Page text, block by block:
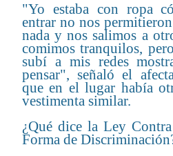
"Yo estaba con ropa
entrar no nos
nada y nos salimos a
comimos tranquilos,
subí a mis redes
pensar", señaló el
que en el lugar había
vestimenta similar.
¿Qué dice la Ley
Forma de